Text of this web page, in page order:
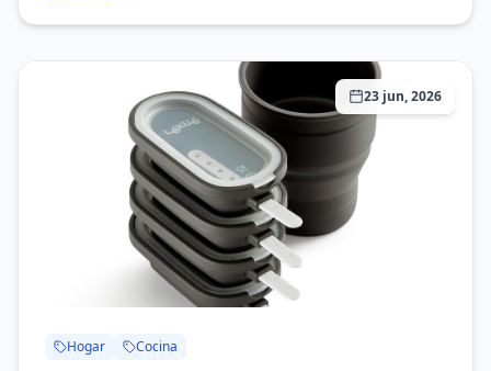
23 jun, 2026
Hogar Cocina